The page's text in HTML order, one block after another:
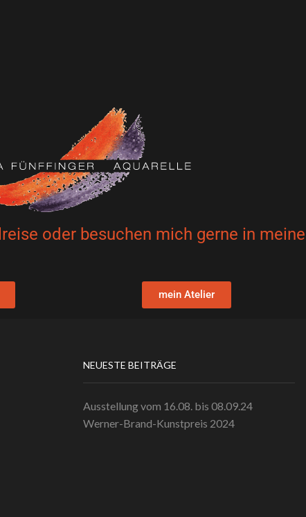
oder besuchen mich gerne in
mein Atelier
NEUESTE BEITRÄGE
Ausstellung vom 16.08. bis 08.09.24
Werner-Brand-Kunstpreis 2024